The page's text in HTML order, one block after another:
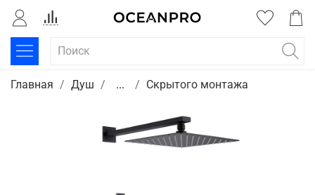
Главная Душ ... Скрытого монтажа